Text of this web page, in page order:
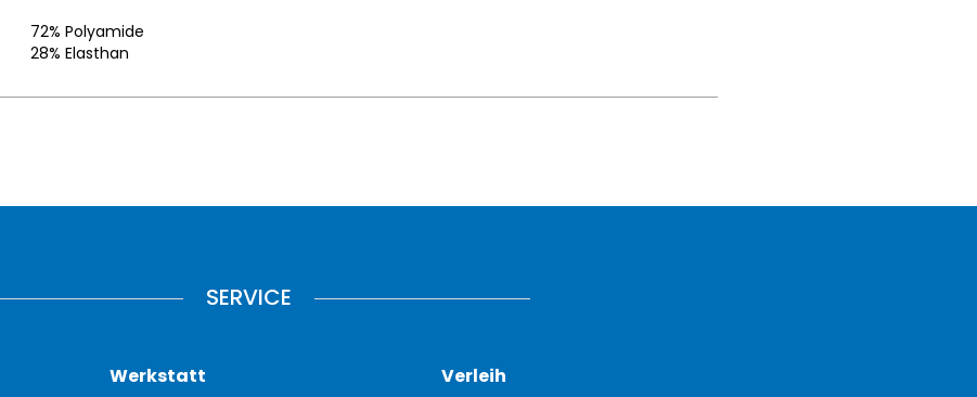
72% Polyamide
28% Elasthan
SERVICE
Werkstatt Verleih